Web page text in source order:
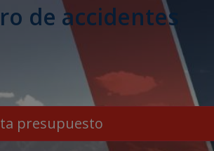
de accidentes
presupuesto